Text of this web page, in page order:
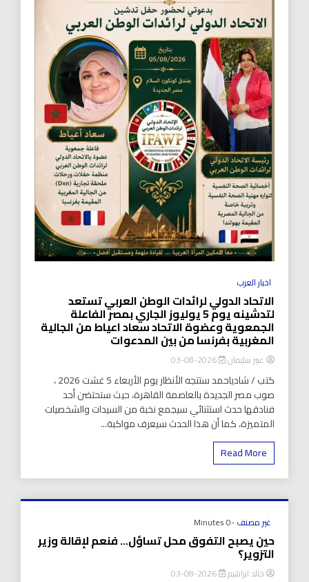
اخبار العرب
الاتحاد الدولي لرائدات الوطن العربي تستعد
لتدشينه يوم 5 يوليوز الجاري بمصر الفاعلة
الجمعوية وعضوة الاتحاد سعاد اعياط من الجالية
المغربية بفرنسا من بين المدعوات
عبير سليمان 2026-08-03
كتب / شادياحمد ستتجه الأنظار يوم الأربعاء 5 غشت 2026 ،
صوب مصر الجديدة بالعاصمة القاهرة، حيث ستحتضن أحد
فنادقها حدث استثنائي سيجمع نخبة من السيدات والشخصيات
المتميزة، كما أن هذا الحدث سيعرف مواكبة...
Read More
غير مصنف-0 Minutes
حين يصبح التفوق محل تساؤل… فنعم لإقالة وزير
التزوير؟
خالد ابراهيم 2026-08-03